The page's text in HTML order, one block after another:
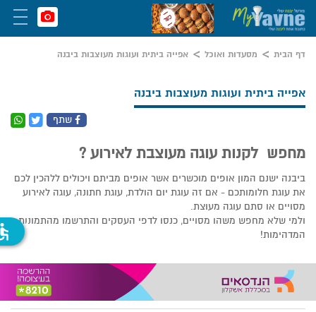
דף הבית מסעדות ואוכל אפייה ביתית ועוגות מעוצבות ביבנה
שתף
אפייה ביתית ועוגות מעוצבות ביבנה
מחפש לקנות עוגה מעוצבת לאירוע ?
ביבנה ישנם המון אופים מוכשרים אשר אופים מביתם ויכולים ללהכין לכם
את עוגת חלומותכם - אם זה עוגת יום הולדת, עוגת חתונה, עוגה לאירוע
מסויים או סתם עוגה מעוצת.
ולמי שלא מחפש משהו מסויים, כנסו לדפי העסקים והתרשמו מהתמונות
המדהימות!